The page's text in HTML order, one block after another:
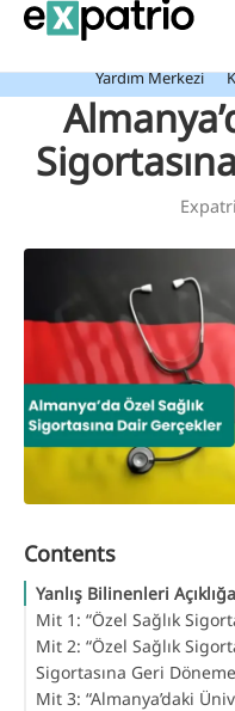
Son dakika: Value Package
Hesabınızı edinin!
Yardım Merkezi
Contents
Yanlış Bilinenleri
Mit 1: “Özel Sağlık
Mit 2: “Özel Sağlık
Sigortasına Geri
Mit 3: “Almanya’daki